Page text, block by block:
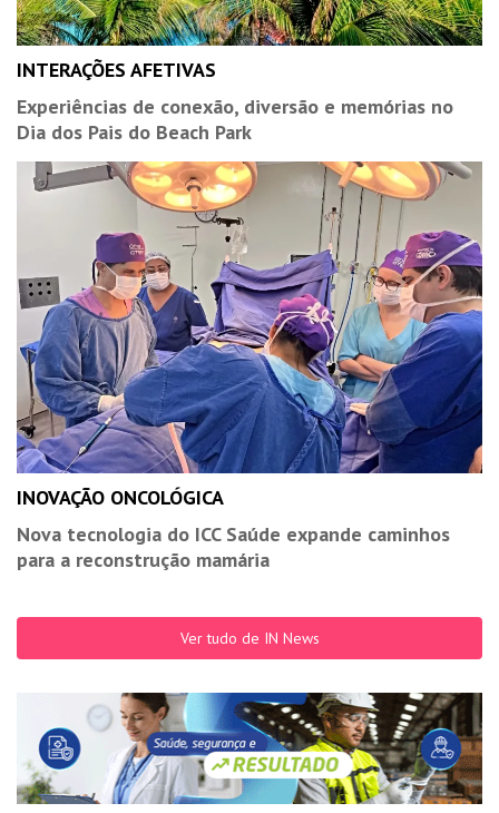
INTERAÇÕES AFETIVAS
Experiências de conexão, diversão e memórias no
Dia dos Pais do Beach Park
INOVAÇÃO ONCOLÓGICA
Nova tecnologia do ICC Saúde expande caminhos
para a reconstrução mamária
Ver tudo de IN News